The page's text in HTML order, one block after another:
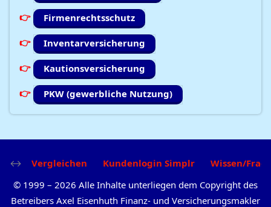
Firmenrechtsschutz
Inventarversicherung
Kautionsversicherung
PKW (gewerbliche Nutzung)
Vergleichen Kundenlogin Simplr
Wissen/
© 1999 – 2026 Alle Inhalte unterliegen dem Copyright des
Betreibers Axel Eisenhuth Finanz- und Versicherungsmakler